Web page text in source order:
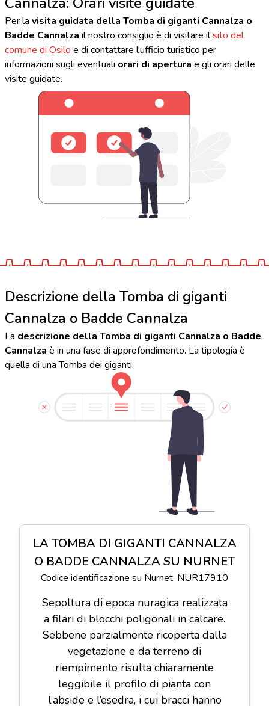
Per la visita guidata della Tomba di giganti Cannalza o
Badde Cannalza il nostro consiglio è di visitare ilsito del
comune di Osilo e di contattare l'ufficio turistico per
informazioni sugli eventuali orari di apertura e gli orari delle
visite guidate.
Descrizione della Tomba di giganti
Cannalza o Badde Cannalza
La descrizione della Tomba di giganti Cannalza o Badde
Cannalza è in una fase di approfondimento. La tipologia è
quella di una Tomba dei giganti.
LA TOMBA DI GIGANTI CANNALZA
O BADDE CANNALZA SU NURNET
Codice identificazione su Nurnet: NUR17910
Sepoltura di epoca nuragica realizzata
a filari di blocchi poligonali in calcare.
Sebbene parzialmente ricoperta dalla
vegetazione e da terreno di
riempimento risulta chiaramente
leggibile il profilo di pianta con
l’abside e l’esedra, i cui bracci hanno